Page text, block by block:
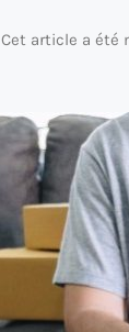
Cet article a été